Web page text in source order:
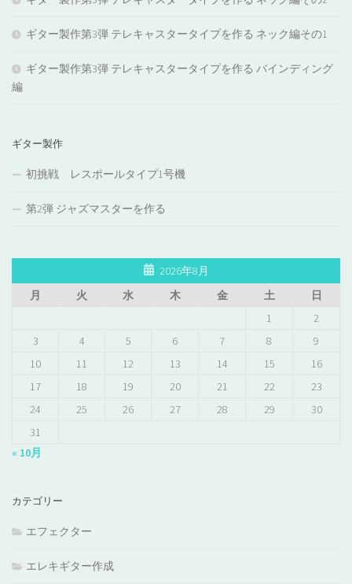
ギター製作第3弾 テレキャスタータイプを作る ネック編その1
ギター製作第3弾 テレキャスタータイプを作る バインディング
編
ギター製作
初挑戦 レスポールタイプ1号機
第2弾 ジャズマスターを作る
2026年8月
月
火 水 木 金 土
日
1
2
3
4 5 6 7 8
9
10
11 12 13 14 15
16
17
18 19 20 21 22
23
24
25 26 27 28 29
30
31
« 10月
カテゴリー
エフェクター
エレキギター作成